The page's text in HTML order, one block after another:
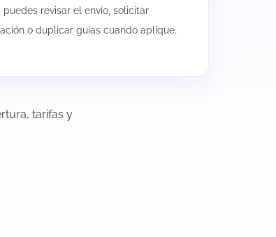
puedes revisar el envío, solicitar
o duplicar guías cuando aplique.
tarifas y